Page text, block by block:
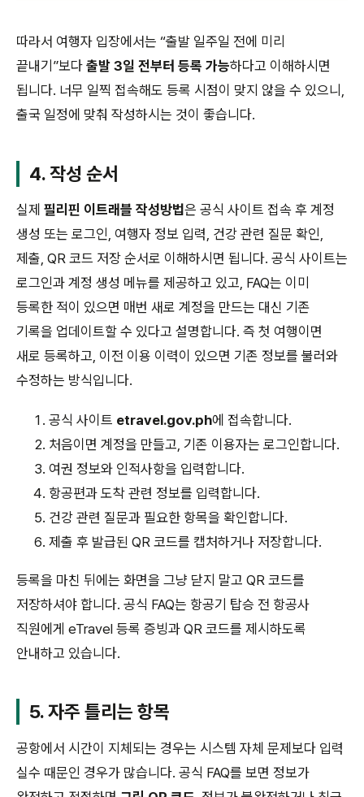
따라서 여행자 입장에서는 “출발 일주일 전에 미리
끝내기”보다 출발 3일 전부터 등록 가능하다고 이해하시면
됩니다. 너무 일찍 접속해도 등록 시점이 맞지 않을 수 있으니,
출국 일정에 맞춰 작성하시는 것이 좋습니다.
4. 작성 순서
실제 필리핀 이트래블 작성방법은 공식 사이트 접속 후 계정
생성 또는 로그인, 여행자 정보 입력, 건강 관련 질문 확인,
제출, QR 코드 저장 순서로 이해하시면 됩니다. 공식 사이트는
로그인과 계정 생성 메뉴를 제공하고 있고, FAQ는 이미
등록한 적이 있으면 매번 새로 계정을 만드는 대신 기존
기록을 업데이트할 수 있다고 설명합니다. 즉 첫 여행이면
새로 등록하고, 이전 이용 이력이 있으면 기존 정보를 불러와
수정하는 방식입니다.
공식 사이트 etravel.gov.ph에 접속합니다.
처음이면 계정을 만들고, 기존 이용자는 로그인합니다.
여권 정보와 인적사항을 입력합니다.
항공편과 도착 관련 정보를 입력합니다.
건강 관련 질문과 필요한 항목을 확인합니다.
제출 후 발급된 QR 코드를 캡처하거나 저장합니다.
등록을 마친 뒤에는 화면을 그냥 닫지 말고 QR 코드를
저장하셔야 합니다. 공식 FAQ는 항공기 탑승 전 항공사
직원에게 eTravel 등록 증빙과 QR 코드를 제시하도록
안내하고 있습니다.
5. 자주 틀리는 항목
공항에서 시간이 지체되는 경우는 시스템 자체 문제보다 입력
실수 때문인 경우가 많습니다. 공식 FAQ를 보면 정보가